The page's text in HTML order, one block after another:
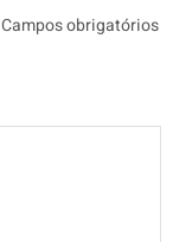
Campos obrigatórios